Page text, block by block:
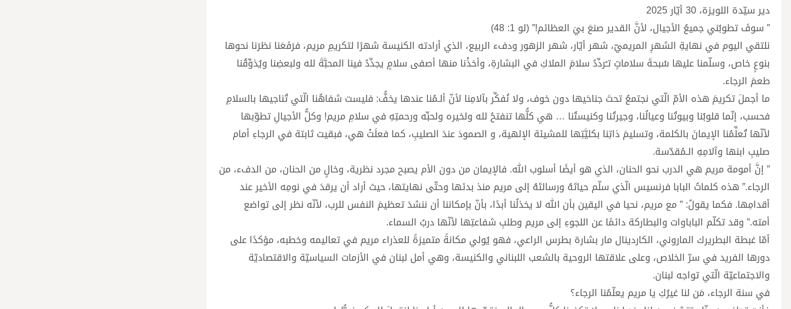
دير سيّدة اللويزة، 30 أيّار 2025
” سوفَ تطوبُني جميعُ الأجيال، لأنَّ القدير صنعَ بيَ العظائم!” (لو 1: 48)
نلتقي اليوم في نهايةِ الشهرِ المريميّ، شهر أيّار، شهر الزهور ودفء الربيع، الذي أرادته الكنيسة شهرًا لتكريمِ مريم، فرَفَعَنا نظرَنا نحوها
بنوعٍ خاص، وسلّمنا عليها سُبحةَ سلاماتٍ تـُردِّدُ سلامَ الملاكِ في البشارةِ، وأخذْنا منها أصفى سلامٍ يجدِّدُ فينا المحبَّةَ لله ولبعضِنا ويُذوِّقُنا
طعمَ الرجاء.
ما أجملَ تكريمَ هذه الأمّ الّتي نجتمعُ تحتَ جناحَيها دون خوف، ولا نُفكِّر بآلامِنا لأنّ ألـمُنا عندها يخفُّ: فليست شفاهُنا الّتي تُناجيها بالسلامِ
فحسب، إنّما قلوبُنا وبيوتُنا وعيالُنا، وجيرتُنا وكنيستُنا … هي كلُّها تنفتحُ لله ولخيره ولحبِّه ورحمتِهِ في سلامِ مريم! وكلُّ الأجيالِ تطوّبها
لأنّها تُعلِّمُنا الإيمانَ بالكلمة، وتسليمَ ذاتِنا بكليَّتِها للمشيئة الإلهية، و الصمودَ عندَ الصليبِ، كما فعلَتْ هي، فبقيت ثابتة في الرجاءِ أمام
صليبِ ابنها وآلامِهِ الـمُقدّسة.
” إنَّ أمومة مريم هي الدرب نحو الحنان، الذي هو أيضًا أسلوب الله. فالإيمان من دون الأم يصبح مجرد نظرية، وخالٍ من الحنان، من الدفء، من
الرجاء.” هذه كلماتُ البابا فرنسيس الّذي سلّم حياتَهُ ورسالتَهُ إلى مريم منذ بدئها وحتّى نهايتها، حيث أراد أن يرقدَ في نومِه الأخير عند
أقدامِها. فكما يقولُ: ” مع مريم، نحيا في اليقين بأن الله لا يخذلُنا أبدًا، بأنّ بإمكاننا أن ننشدَ تعظيمَ النفس للرب، لأنّه نظر إلى تواضع
أمته.” وقد تكلّم الباباوات والبطاركة دائمًا عن اللجوءِ إلى مريم وطلبِ شفاعتِها لأنّها دربُ السماء.
أمّا غبطة البطريرك الماروني، الكاردينال مار بشارة بطرس الراعي، فهو يُولي مكانةً متميزةً للعذراء مريم في تعاليمه وخطبه، مؤكدًا على
دورها الفريد في سرّ الخلاص، وعلى علاقتها الروحية بالشعب اللبناني والكنيسة، وهي أمل لبنان في الأزمات السياسيّة والاقتصاديّة
والاجتماعيّة الّتي تواجه لبنان.
في سنة الرجاء، مَن لنا غيرُكِ يا مريم يعلّمُنا الرجاء؟